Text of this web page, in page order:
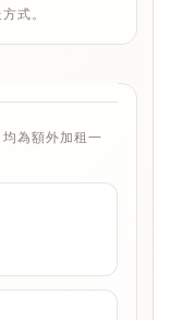
式。
為額外加租一